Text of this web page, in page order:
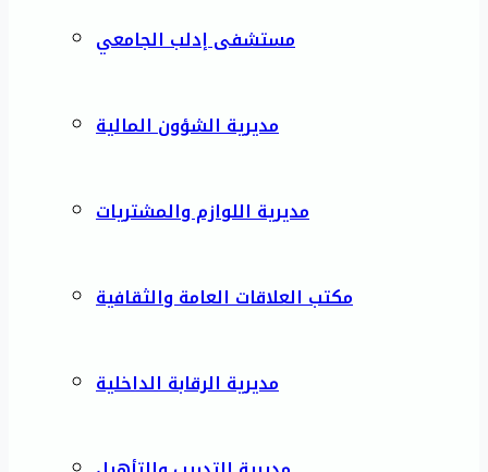
مستشفى إدلب الجامعي
مديرية الشؤون المالية
مديرية اللوازم والمشتريات
مكتب العلاقات العامة والثقافية
مديرية الرقابة الداخلية